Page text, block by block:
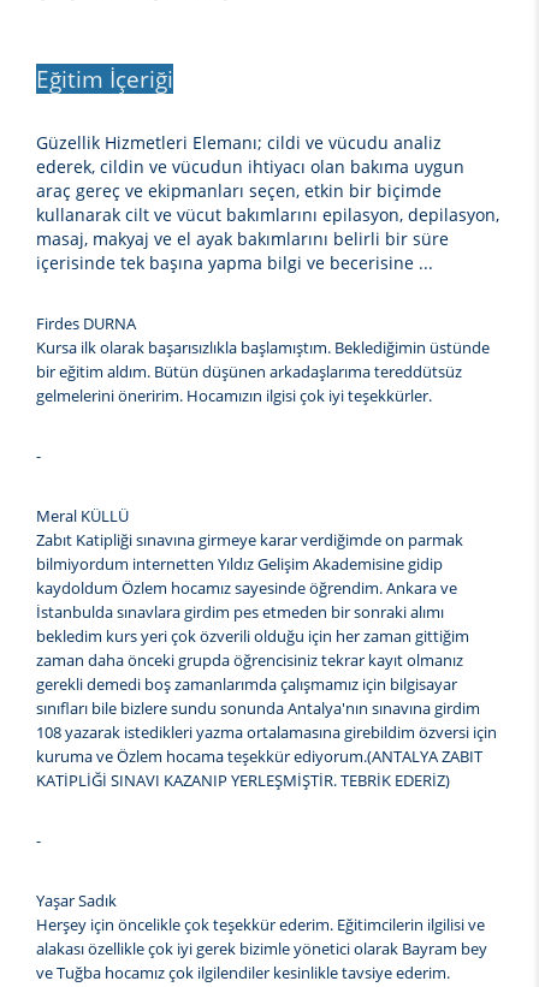
Eğitim İçeriği
Güzellik Hizmetleri Elemanı; cildi ve vücudu analiz
ederek, cildin ve vücudun ihtiyacı olan bakıma uygun
araç gereç ve ekipmanları seçen, etkin bir biçimde
kullanarak cilt ve vücut bakımlarını epilasyon, depilasyon,
masaj, makyaj ve el ayak bakımlarını belirli bir süre
içerisinde tek başına yapma bilgi ve becerisine ...
Firdes DURNA
Kursa ilk olarak başarısızlıkla başlamıştım. Beklediğimin üstünde
bir eğitim aldım. Bütün düşünen arkadaşlarıma tereddütsüz
gelmelerini öneririm. Hocamızın ilgisi çok iyi teşekkürler.
-
Meral KÜLLÜ
Zabıt Katipliği sınavına girmeye karar verdiğimde on parmak
bilmiyordum internetten Yıldız Gelişim Akademisine gidip
kaydoldum Özlem hocamız sayesinde öğrendim. Ankara ve
İstanbulda sınavlara girdim pes etmeden bir sonraki alımı
bekledim kurs yeri çok özverili olduğu için her zaman gittiğim
zaman daha önceki grupda öğrencisiniz tekrar kayıt olmanız
gerekli demedi boş zamanlarımda çalışmamız için bilgisayar
sınıfları bile bizlere sundu sonunda Antalya'nın sınavına girdim
108 yazarak istedikleri yazma ortalamasına girebildim özversi için
kuruma ve Özlem hocama teşekkür ediyorum.(ANTALYA ZABIT
KATİPLİĞİ SINAVI KAZANIP YERLEŞMİŞTİR. TEBRİK EDERİZ)
-
Yaşar Sadık
Herşey için öncelikle çok teşekkür ederim. Eğitimcilerin ilgilisi ve
alakası özellikle çok iyi gerek bizimle yönetici olarak Bayram bey
ve Tuğba hocamız çok ilgilendiler kesinlikle tavsiye ederim.